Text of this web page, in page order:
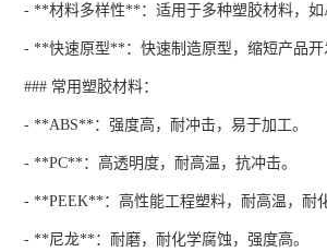
- **材料多样性**：适用于多种塑胶材料，如
- **快速原型**：快速制造原型，缩短产品开
### 常用塑胶材料：
- **ABS**：强度高，耐冲击，易于加工。
- **PC**：高透明度，耐高温，抗冲击。
- **PEEK**：高性能工程塑料，耐高温，耐
- **尼龙**：耐磨，耐化学腐蚀，强度高。